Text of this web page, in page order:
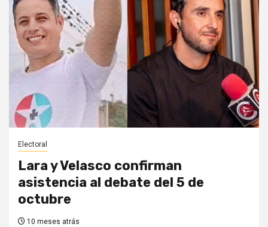
Electoral
Lara y Velasco confirman
asistencia al debate del 5 de
octubre
10 meses atrás